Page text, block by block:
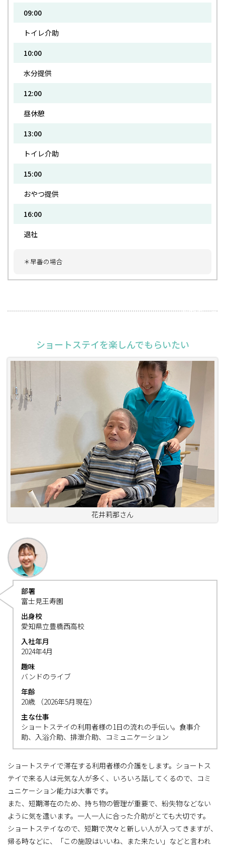
09:00
トイレ介助
10:00
水分提供
12:00
昼休憩
13:00
トイレ介助
15:00
おやつ提供
16:00
退社
＊早番の場合
2026年5月18日
ショートステイを楽しんでもらいたい
花井莉那さん
部署
富士見王寿園
出身校
愛知県立豊橋西高校
入社年月
2024年4月
趣味
バンドのライブ
年齢
20歳 （2026年5月現在）
主な仕事
ショートステイの利用者様の1日の流れの手伝い。食事介
助、入浴介助、排泄介助、コミュニケーション
ショートステイで滞在する利用者様の介護をします。ショートス
テイで来る人は元気な人が多く、いろいろ話してくるので、コミ
ュニケーション能力は大事です。
また、短期滞在のため、持ち物の管理が重要で、紛失物などない
ように気を遣います。一人一人に合った介助がとても大切です。
ショートステイなので、短期で次々と新しい人が入ってきますが、
帰る時などに、「この施設はいいね、また来たい」などと言われ